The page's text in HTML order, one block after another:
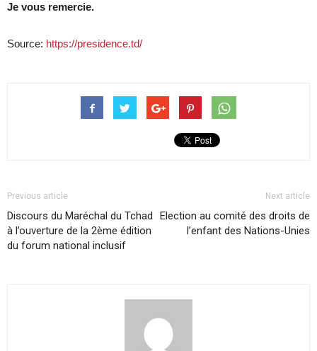
Je vous remercie.
Source: https://presidence.td/
Previous article
Discours du Maréchal du Tchad
à l’ouverture de la 2ème édition
du forum national inclusif
Next article
Election au comité des droits de
l’enfant des Nations-Unies